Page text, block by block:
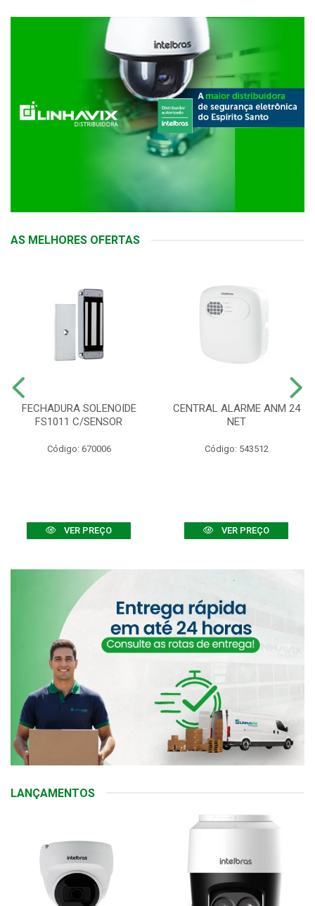
AS MELHORES OFERTAS
FECHADURA SOLENOIDE
FS1011 C/SENSOR
Código: 670006
VER PREÇO
CENTRAL ALARME ANM 24
NET
Código: 543512
VER PREÇO
LANÇAMENTOS